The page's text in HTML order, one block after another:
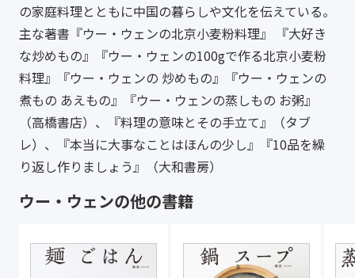
の家庭料理とともに中国の暮らしや文化を伝えている。
主な著書『ウー・ウェンの北京小麦粉料理』 『大好き
な炒めもの』『ウー・ウェンの100gで作る北京小麦粉
料理』『ウー・ウェンの 炒めもの』『ウー・ウェンの
煮もの あえもの』『ウー・ウェンの蒸しもの お粥』
（高橋書店）、『料理の意味とその手立て』（タブ
レ）、『本当に大事なことはほんの少し』『10品を繰
り返し作りましょう』（大和書房）
ウー・ウェンの他の書籍